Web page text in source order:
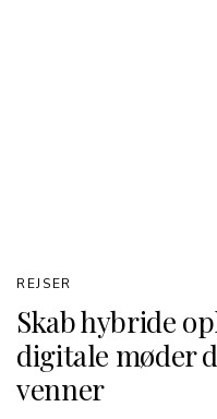
Skab hybride
digitale møder
venner
REJSER